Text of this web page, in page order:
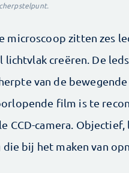
microscoop zitten zes
lichtvlak creëren. De
van de
film is te
CCD-camera.
bij het maken van